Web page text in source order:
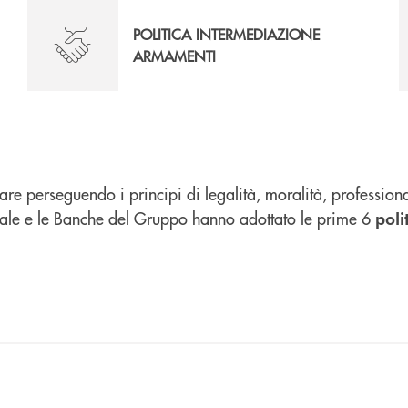
POLITICA INTERMEDIAZIONE
ARMAMENTI
perseguendo i principi di legalità, moralità,
e le Banche del Gruppo hanno adottato le prime 6